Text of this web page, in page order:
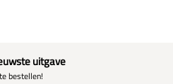
uitgave
bestellen!